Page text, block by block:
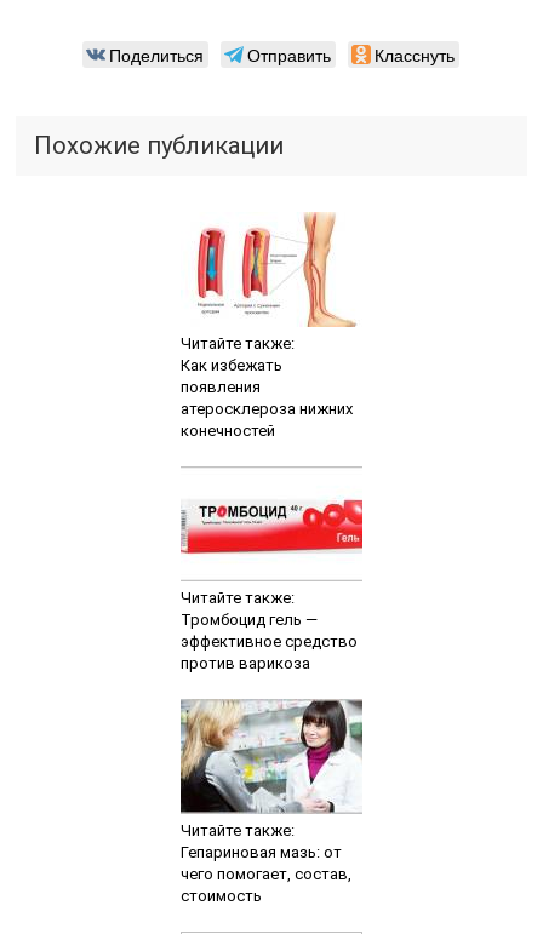
Поделиться Отправить Класснуть
Похожие публикации
Читайте также:
Как избежать
появления
атеросклероза нижних
конечностей
Читайте также:
Тромбоцид гель —
эффективное средство
против варикоза
Читайте также:
Гепариновая мазь: от
чего помогает, состав,
стоимость